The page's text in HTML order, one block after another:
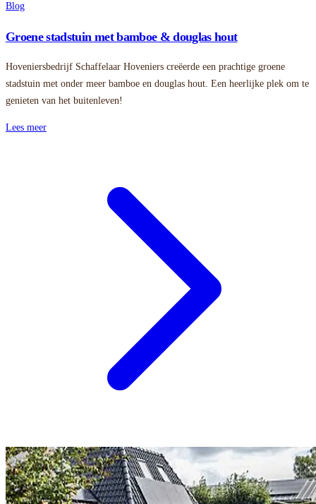
Blog
Groene stadstuin met bamboe & douglas hout
Hoveniersbedrijf Schaffelaar Hoveniers creëerde een prachtige groene
stadstuin met onder meer bamboe en douglas hout. Een heerlijke plek om te
genieten van het buitenleven!
Lees meer